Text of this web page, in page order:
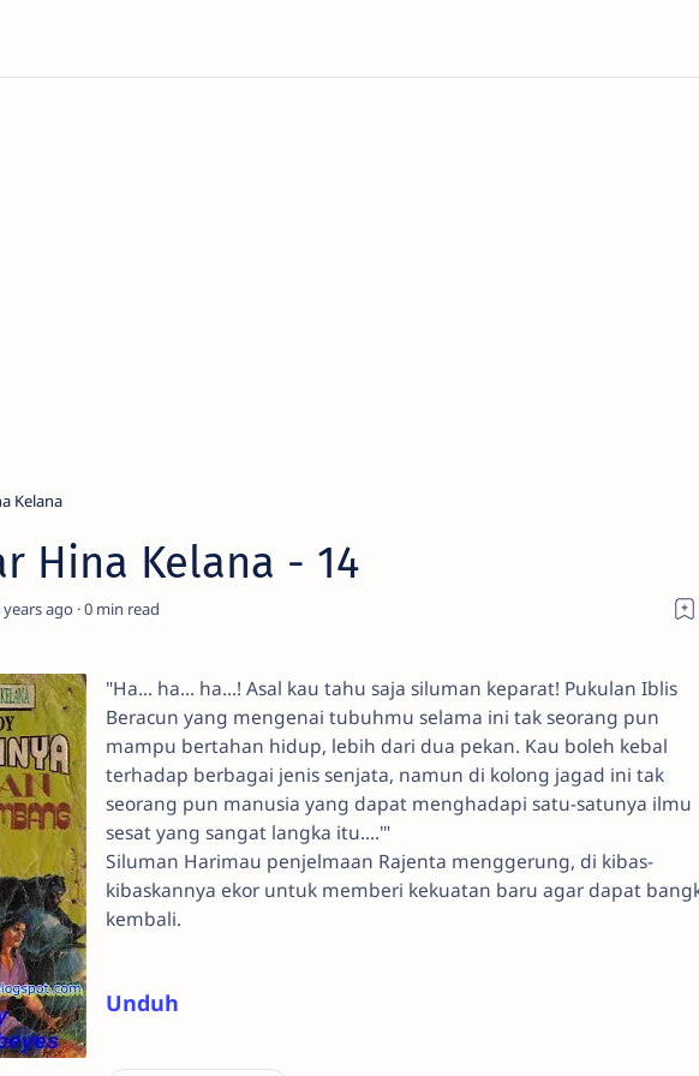
Kelana
Hina Kelana - 14
years ago 0
"Ha... ha... ha...! Asal kau tahu saja siluman keparat! Pukulan Iblis
Beracun yang mengenai tubuhmu selama ini tak seorang pun
mampu bertahan hidup, lebih dari dua pekan. Kau boleh kebal
terhadap berbagai jenis senjata, namun di kolong jagad ini tak
seorang pun manusia yang dapat menghadapi satu-satunya ilmu
sesat yang sangat langka itu....'"
Siluman Harimau penjelmaan Rajenta menggerung, di kibas-
kibaskannya ekor untuk memberi kekuatan baru agar dapat
kembali.
Unduh